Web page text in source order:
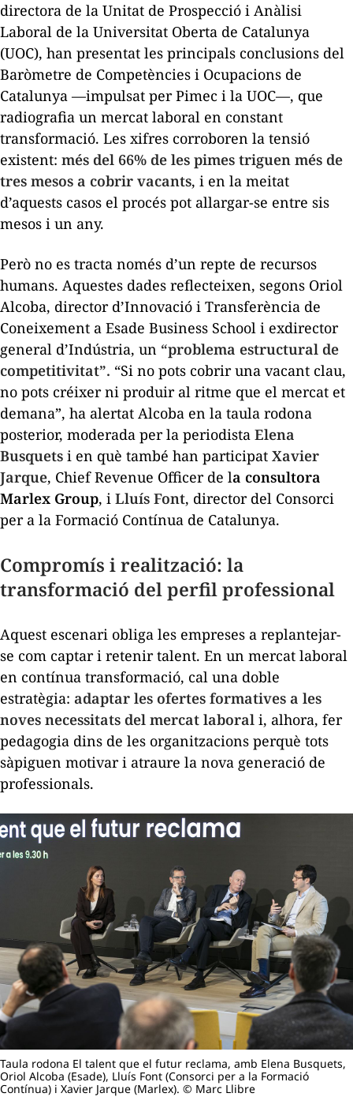
directora de la Unitat de Prospecció i Anàlisi
Laboral de la Universitat Oberta de Catalunya
(UOC), han presentat les principals conclusions del
Baròmetre de Competències i Ocupacions de
Catalunya —impulsat per Pimec i la UOC—, que
radiografia un mercat laboral en constant
transformació. Les xifres corroboren la tensió
existent: més del 66% de les pimes triguen més de
tres mesos a cobrir vacants, i en la meitat
d’aquests casos el procés pot allargar-se entre sis
mesos i un any.
Però no es tracta només d’un repte de recursos
humans. Aquestes dades reflecteixen, segons Oriol
Alcoba, director d’Innovació i Transferència de
Coneixement a Esade Business School i exdirector
general d’Indústria, un “problema estructural de
competitivitat”. “Si no pots cobrir una vacant clau,
no pots créixer ni produir al ritme que el mercat et
demana”, ha alertat Alcoba en la taula rodona
posterior, moderada per la periodista Elena
Busquets i en què també han participat Xavier
Jarque, Chief Revenue Officerde la consultora
Marlex Group, i Lluís Font, director del Consorci
per a la Formació Contínua de Catalunya.
Compromís i realització: la
transformació del perfil professional
Aquest escenari obliga les empreses a replantejar-
se com captar i retenir talent. En un mercat laboral
en contínua transformació, cal una doble
estratègia: adaptar les ofertes formatives a les
noves necessitats del mercat laboral i, alhora, fer
pedagogia dins de les organitzacions perquè tots
sàpiguen motivar i atraure la nova generació de
professionals.
Taula rodona El talent que el futur reclama, amb Elena Busquets,
Oriol Alcoba (Esade), Lluís Font (Consorci per a la Formació
Contínua) i Xavier Jarque (Marlex). © Marc Llibre